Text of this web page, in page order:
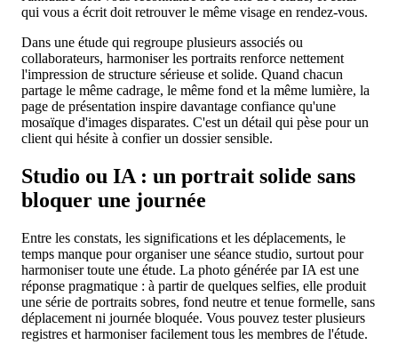
qui vous a écrit doit retrouver le même visage en rendez-vous.
Dans une étude qui regroupe plusieurs associés ou
collaborateurs, harmoniser les portraits renforce nettement
l'impression de structure sérieuse et solide. Quand chacun
partage le même cadrage, le même fond et la même lumière, la
page de présentation inspire davantage confiance qu'une
mosaïque d'images disparates. C'est un détail qui pèse pour un
client qui hésite à confier un dossier sensible.
Studio ou IA : un portrait solide sans
bloquer une journée
Entre les constats, les significations et les déplacements, le
temps manque pour organiser une séance studio, surtout pour
harmoniser toute une étude. La photo générée par IA est une
réponse pragmatique : à partir de quelques selfies, elle produit
une série de portraits sobres, fond neutre et tenue formelle, sans
déplacement ni journée bloquée. Vous pouvez tester plusieurs
registres et harmoniser facilement tous les membres de l'étude.